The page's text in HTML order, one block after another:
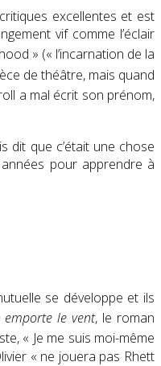
excellentes et est
vif comme l’éclair
» (« l’incarnation de la
de théâtre, mais quand
a mal écrit son prénom,
dit que c’était une chose
pour apprendre à
se développe et ils
emporte le vent, le roman
« Je me suis moi-même
« ne jouera pas Rhett